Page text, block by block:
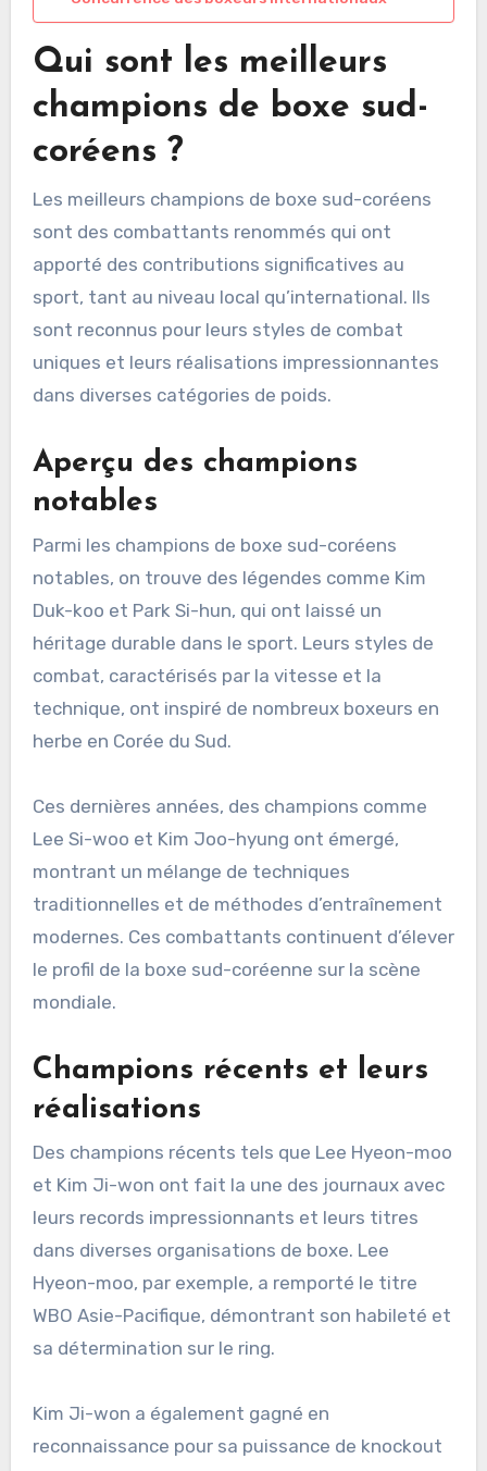
Qui sont les meilleurs
champions de boxe sud-
coréens ?
Les meilleurs champions de boxe sud-coréens
sont des combattants renommés qui ont
apporté des contributions significatives au
sport, tant au niveau local qu’international. Ils
sont reconnus pour leurs styles de combat
uniques et leurs réalisations impressionnantes
dans diverses catégories de poids.
Aperçu des champions
notables
Parmi les champions de boxe sud-coréens
notables, on trouve des légendes comme Kim
Duk-koo et Park Si-hun, qui ont laissé un
héritage durable dans le sport. Leurs styles de
combat, caractérisés par la vitesse et la
technique, ont inspiré de nombreux boxeurs en
herbe en Corée du Sud.
Ces dernières années, des champions comme
Lee Si-woo et Kim Joo-hyung ont émergé,
montrant un mélange de techniques
traditionnelles et de méthodes d’entraînement
modernes. Ces combattants continuent d’élever
le profil de la boxe sud-coréenne sur la scène
mondiale.
Champions récents et leurs
réalisations
Des champions récents tels que Lee Hyeon-moo
et Kim Ji-won ont fait la une des journaux avec
leurs records impressionnants et leurs titres
dans diverses organisations de boxe. Lee
Hyeon-moo, par exemple, a remporté le titre
WBO Asie-Pacifique, démontrant son habileté et
sa détermination sur le ring.
Kim Ji-won a également gagné en
reconnaissance pour sa puissance de knockout